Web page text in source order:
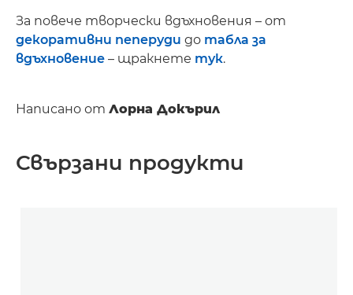
За повече творчески вдъхновения – от
декоративни пеперуди до табла за
вдъхновение – щракнете тук.
Написано от Лорна Докърил
Свързани продукти